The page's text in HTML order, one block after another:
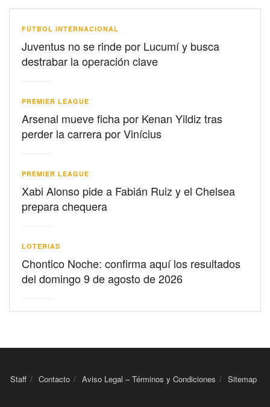
FÚTBOL INTERNACIONAL
Juventus no se rinde por Lucumí y busca
destrabar la operación clave
PREMIER LEAGUE
Arsenal mueve ficha por Kenan Yildiz tras
perder la carrera por Vinícius
PREMIER LEAGUE
Xabi Alonso pide a Fabián Ruiz y el Chelsea
prepara chequera
LOTERIAS
Chontico Noche: confirma aquí los resultados
del domingo 9 de agosto de 2026
Staff Contacto Aviso Legal – Términos y Condiciones Sitemap